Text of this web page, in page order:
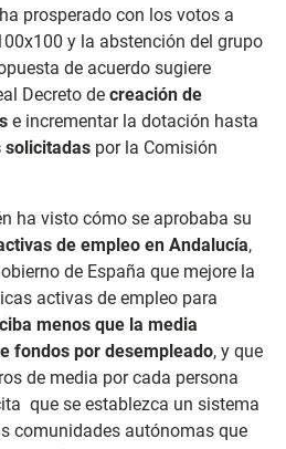
prosperado con los votos a
y la abstención del grupo
de acuerdo sugiere
Decreto de creación de
e incrementar la dotación hasta
solicitadaspor la Comisión
ha visto cómo se aprobaba su
de empleo en Andalucía,
de España que mejore la
activas de empleo para
menos que la media
fondos por desempleado, y que
de media por cada persona
que se establezca un sistema
comunidades autónomas que